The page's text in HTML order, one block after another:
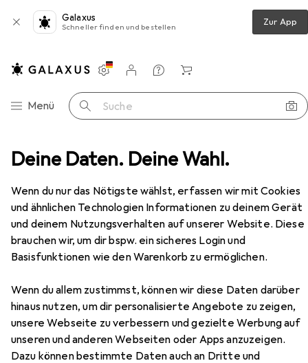
Deine Daten. Deine Wahl.
Wenn du nur das Nötigste wählst, erfassen wir mit Cookies
und ähnlichen Technologien Informationen zu deinem Gerät
und deinem Nutzungsverhalten auf unserer Website. Diese
brauchen wir, um dir bspw. ein sicheres Login und
Basisfunktionen wie den Warenkorb zu ermöglichen.
Wenn du allem zustimmst, können wir diese Daten darüber
hinaus nutzen, um dir personalisierte Angebote zu zeigen,
unsere Webseite zu verbessern und gezielte Werbung auf
unseren und anderen Webseiten oder Apps anzuzeigen.
Dazu können bestimmte Daten auch an Dritte und
Galaxus
Schneller finden und bestellen Zur App
Navigation nach Kategorien
Menü Suche
Einstellungen
Kundenkonto
Vergleichslisten
Merklisten
Warenkorb
galaxus.de - Onlineshop. Community. Magazin.
Galaxus Tagesangebot
/ 15
von 15 Stück
noch 15
von 15 Stück
Elektroauto Ladestation
EUR
719,–
ZaptecGo 2 900-00120 Wallbox
Alle Angebote anzeigen